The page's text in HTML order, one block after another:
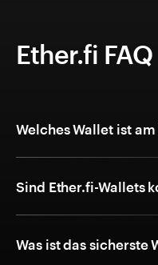
Ether.fi FAQ
Welches Wallet ist
Sind Ether.fi-Wallets
Was ist das sicherste